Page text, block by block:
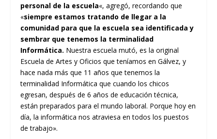
personal de la escuela«, agregó, recordando que
«siempre estamos tratando de llegar a la
comunidad para que la escuela sea identificada y
sembrar que tenemos la terminalidad
Informática. Nuestra escuela mutó, es la original
Escuela de Artes y Oficios que teníamos en Gálvez, y
hace nada más que 11 años que tenemos la
terminalidad Informática que cuando los chicos
egresan, después de 6 años de educación técnica,
están preparados para el mundo laboral. Porque hoy en
día, la informática nos atraviesa en todos los puestos
de trabajo».